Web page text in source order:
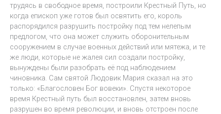
трудясь в свободное время, построили Крестный Путь, но
когда епископ уже готов был освятить его, король
распорядился разрушить постройку под тем нелепым
предлогом, что она может служить оборонительным
сооружением в случае военных действий или мятежа, и те
же люди, которые не жалея сил создали постройку,
вынуждены были разобрать её под наблюдением
чиновника. Сам святой Людовик Мария сказал на это
только: «Благословен Бог вовеки». Спустя некоторое
время Крестный путь был восстановлен, затем вновь
разрушен во время революции, и вновь отстроен после